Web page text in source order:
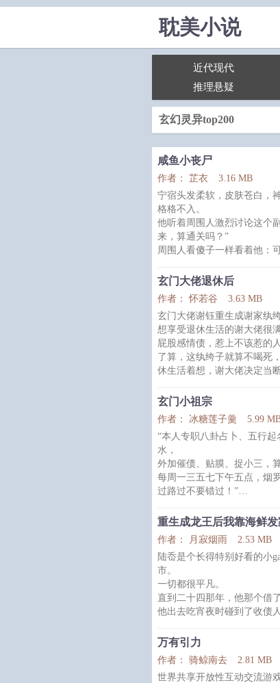
耽美小说
近代现代
推理悬疑
玄幻灵异top200
咸鱼小丧尸
作者： 芷衣 3.16 MB
宁宿头发柔软，皮肤苍白，
格格不入。
他听着周围人激烈讨论这个
来，算通关吗？”
周围人看傻子一样看着他：
城堡上露出阴森骷髅头，宁
瀑布变成血，他用小奶锅接
偶尔还给地上爬的鬼怪做件
后来，他真咸鱼活下来了，
妈，他胸腔里还装着花神血
“……”
对宁
玄门大佬退休后
作者： 怀若谷 3.63 MB
玄门大佬谢钰重生成谢家纨
想享受退休生活的谢大佬很
屁股感情债，惹上不该惹的
了算，这纨绔子就算不喝死
休生活着想，谢大佬决定当
傅明行是傅家太子爷，位高
义之心，就算最近屡走霉运
了，也坚决不相信神鬼之说
大师的模
玄门小祖宗
作者： 冰糖莲子羹 5.99
“本人专职八卦占卜、五行
水，
外加催债、贴膜、捉小三，
每周一三五七下午五点，烟
过路过不要错过！”
本打算享受人生，却不料总
袖子当神棍，算命捉鬼下
洛青莲苦着脸：“九哥哥太
太行。”
容九霄：“呵呵。”
后来再问洛青莲有什
重生成龙王后我靠海鲜发
作者： 月寂烟雨 2.53 MB
陆岙是个长得特别好看的小
市。
一切都很平凡。
直到二十四那年，他那个借
他出去吃宵夜时碰到了收债
而后，他整个世界都不一样了
--朋友，龙养的海鲜你接触过
一句话简介：整个大海都是
万有引力
作者： 骑鲸南去 2.81 MB
世界共享开放性互动交流游